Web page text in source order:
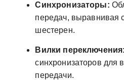
Синхронизаторы:
передач, выравнивая
шестерен.
Вилки переключения:
синхронизаторов для
передачи.